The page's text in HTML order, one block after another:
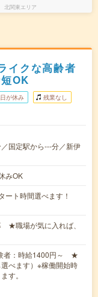
北関東エリア
イクな高齢者
OK
が休み 残業なし
国定駅から---分／新伊
みOK
ト時間選べます！
職場が気に入れば、
者：時給1400円～ ★
べます）※稼働開始時
す。